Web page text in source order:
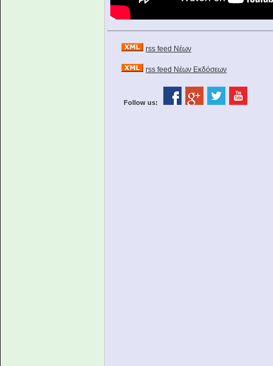
rss feed Νέων
rss feed Νέων Εκδόσεων
Follow us: